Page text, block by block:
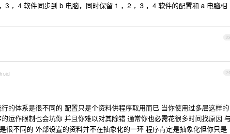
3 ，4 软件同步到 b 电脑，同时保留 1 ，2 ，3 ，4 软件的配置和 a 电脑相
23
24
的体系是很不同的 配置只是个资料供程序取用而已 当你使用过多层这样的
运作限制也会坑你 并且你难以对其除错 通常你也必需花很多时间找原因 与
很不同的 外部设置的资料并不在抽象化的一环 程序肯定是抽象化但你只是